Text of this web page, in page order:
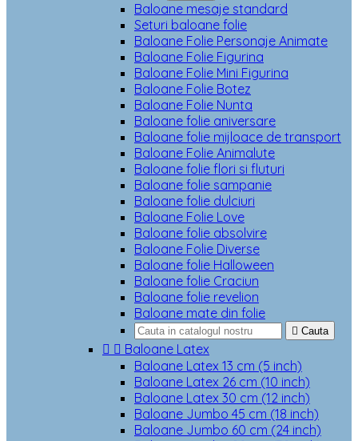
Baloane mesaje standard
Seturi baloane folie
Baloane Folie Personaje Animate
Baloane Folie Figurina
Baloane Folie Mini Figurina
Baloane Folie Botez
Baloane Folie Nunta
Baloane folie aniversare
Baloane folie mijloace de transport
Baloane Folie Animalute
Baloane folie flori si fluturi
Baloane folie sampanie
Baloane folie dulciuri
Baloane Folie Love
Baloane folie absolvire
Baloane Folie Diverse
Baloane folie Halloween
Baloane folie Craciun
Baloane folie revelion
Baloane mate din folie
 Cauta
  Baloane Latex
Baloane Latex 13 cm (5 inch)
Baloane Latex 26 cm (10 inch)
Baloane Latex 30 cm (12 inch)
Baloane Jumbo 45 cm (18 inch)
Baloane Jumbo 60 cm (24 inch)